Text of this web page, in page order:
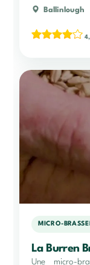
Ballinlough
MICRO-
La Burren
Une micro-